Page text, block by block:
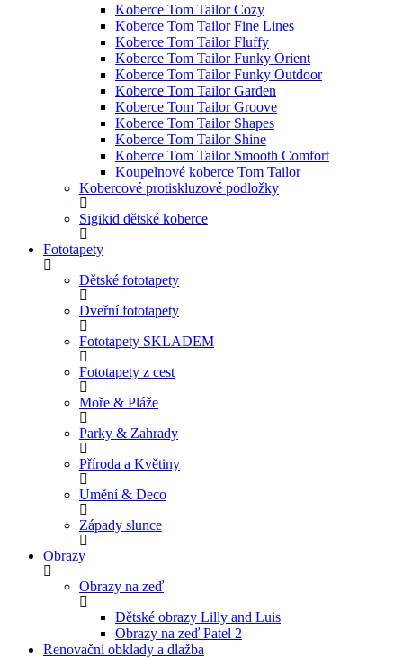
Koberce Tom Tailor Cozy
Koberce Tom Tailor Fine Lines
Koberce Tom Tailor Fluffy
Koberce Tom Tailor Funky Orient
Koberce Tom Tailor Funky Outdoor
Koberce Tom Tailor Garden
Koberce Tom Tailor Groove
Koberce Tom Tailor Shapes
Koberce Tom Tailor Shine
Koberce Tom Tailor Smooth Comfort
Koupelnové koberce Tom Tailor
Kobercové protiskluzové podložky
Sigikid dětské koberce
Fototapety
Dětské fototapety
Dveřní fototapety
Fototapety SKLADEM
Fototapety z cest
Moře & Pláže
Parky & Zahrady
Příroda a Květiny
Umění & Deco
Západy slunce
Obrazy
Obrazy na zeď
Dětské obrazy Lilly and Luis
Obrazy na zeď Patel 2
Renovační obklady a dlažba